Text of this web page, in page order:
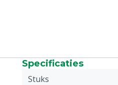
Specificaties
Stuks